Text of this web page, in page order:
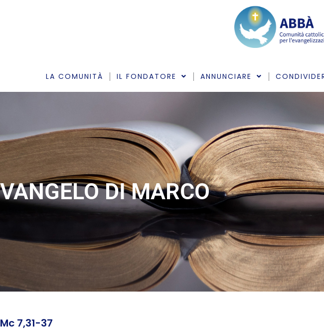
LA COMUNITÀ IL FONDATORE ANNUNCIARE
VANGELO DI MARCO
Mc 7,31-37